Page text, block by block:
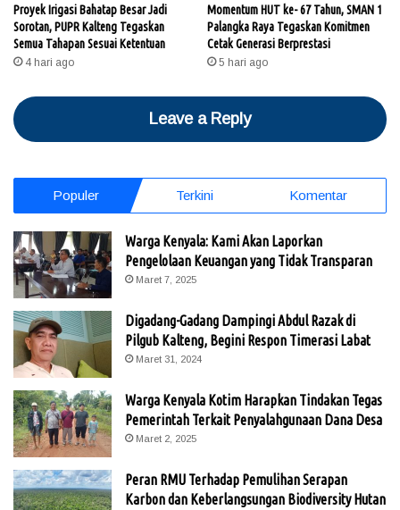
Proyek Irigasi Bahatap Besar Jadi
Sorotan, PUPR Kalteng Tegaskan
Semua Tahapan Sesuai Ketentuan
4 hari ago
Momentum HUT ke- 67 Tahun, SMAN 1
Palangka Raya Tegaskan Komitmen
Cetak Generasi Berprestasi
5 hari ago
Leave a Reply
Populer Terkini Komentar
Warga Kenyala: Kami Akan Laporkan
Pengelolaan Keuangan yang Tidak Transparan
Maret 7, 2025
Digadang-Gadang Dampingi Abdul Razak di
Pilgub Kalteng, Begini Respon Timerasi Labat
Maret 31, 2024
Warga Kenyala Kotim Harapkan Tindakan Tegas
Pemerintah Terkait Penyalahgunaan Dana Desa
Maret 2, 2025
Peran RMU Terhadap Pemulihan Serapan
Karbon dan Keberlangsungan Biodiversity Hutan